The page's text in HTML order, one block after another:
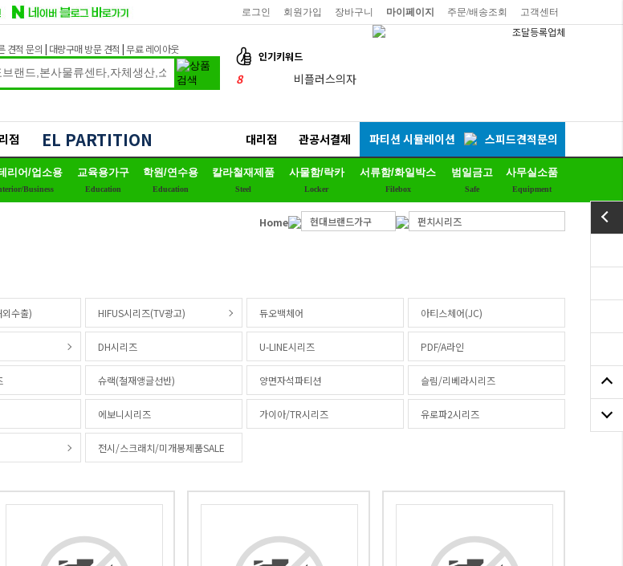
로그인 회원가입 장바구니 마이페이지 주문/배송조회 고객센터
견적 문의 | 대량구매 방문 견적 |무료 레이아웃
인기키워드
8
비플러스의자
1
EL프리미엄파티션
2
칼라철재
3
세트상품
리더풀메쉬의자
점 EL PARTITION 대리점 관공서결제 파티션 시뮬레이션 스피드견적문의
리어/업소용
Business
교육용가구
Education
학원/연수용
Education
칼라철재제품
Steel
사물함/락카
Locker
서류함/화일박스
Filebox
범일금고
Safe
사무실소품
Equipment
Home 현대브랜드가구 펀치시리즈
수출) HIFUS시리즈(TV광고) 듀오백체어 아티스체어(JC)
DH시리즈 U-LINE시리즈 PDF/A라인
슈랙(철재앵글선반) 양면자석파티션 슬림/리베라시리즈
에보니시리즈 가이아/TR시리즈 유로파2시리즈
전시/스크래치/미개봉제품SALE